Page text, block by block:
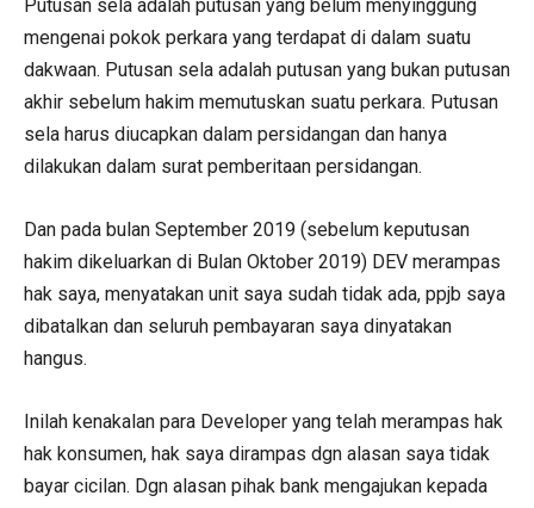
Putusan sela adalah putusan yang belum menyinggung
mengenai pokok perkara yang terdapat di dalam suatu
dakwaan. Putusan sela adalah putusan yang bukan putusan
akhir sebelum hakim memutuskan suatu perkara. Putusan
sela harus diucapkan dalam persidangan dan hanya
dilakukan dalam surat pemberitaan persidangan.
Dan pada bulan September 2019 (sebelum keputusan
hakim dikeluarkan di Bulan Oktober 2019) DEV merampas
hak saya, menyatakan unit saya sudah tidak ada, ppjb saya
dibatalkan dan seluruh pembayaran saya dinyatakan
hangus.
Inilah kenakalan para Developer yang telah merampas hak
hak konsumen, hak saya dirampas dgn alasan saya tidak
bayar cicilan. Dgn alasan pihak bank mengajukan kepada